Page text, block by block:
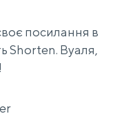
посилання в
Shorten. Вуаля,